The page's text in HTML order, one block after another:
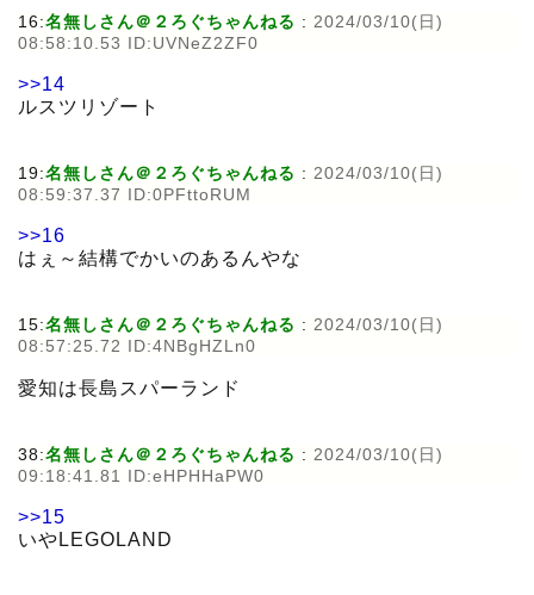
16:名無しさん＠２ろぐちゃんねる : 2024/03/10(日)
08:58:10.53 ID:UVNeZ2ZF0
>>14
ルスツリゾート
19:名無しさん＠２ろぐちゃんねる : 2024/03/10(日)
08:59:37.37 ID:0PFttoRUM
>>16
はぇ～結構でかいのあるんやな
15:名無しさん＠２ろぐちゃんねる : 2024/03/10(日)
08:57:25.72 ID:4NBgHZLn0
愛知は長島スパーランド
38:名無しさん＠２ろぐちゃんねる : 2024/03/10(日)
09:18:41.81 ID:eHPHHaPW0
>>15
いやLEGOLAND